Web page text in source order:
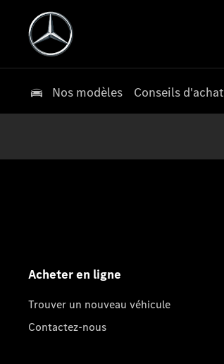
Nos modèles Conseils d'achat
Acheter en ligne
Trouver un nouveau véhicule
Contactez-nous